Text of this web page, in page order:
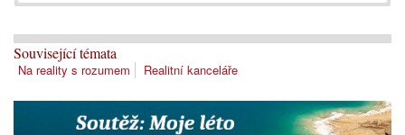
Související témata
Na reality s rozumem Realitní kanceláře